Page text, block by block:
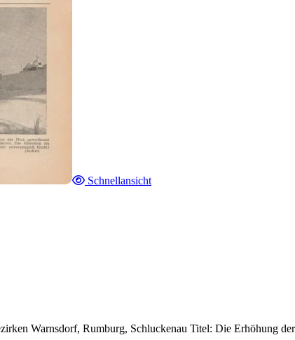
Schnellansicht
Warnsdorf, Rumburg, Schluckenau Titel: Die Erhöhung